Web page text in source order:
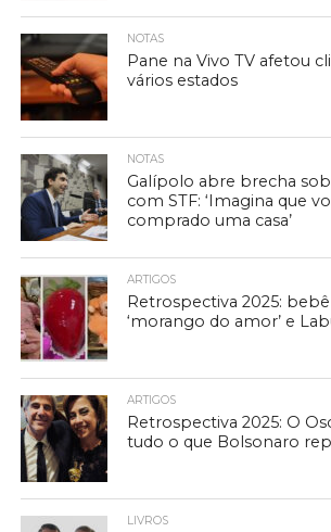
NOTAS
Pane na Vivo TV afetou
vários estados
NOTAS
Galípolo abre brecha
com STF: ‘Imagina que
comprado uma casa’
ARTIGOS
Retrospectiva 2025:
‘morango do amor’ e
ARTIGOS
Retrospectiva 2025: O
tudo o que Bolsonaro
LIVROS